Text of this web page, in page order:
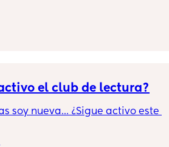
el club de lectura?
soy nueva... ¿Sigue activo este